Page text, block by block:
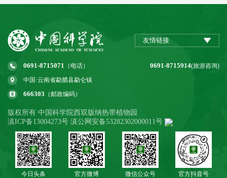
友情链接
0691-8715071 （电话） 0691-8715914(旅游咨询)
中国·云南省勐腊县勐仑镇
666303 （邮政编码）
版权所有 中国科学院西双版纳热带植物园
滇ICP备13004273号 滇公网安备53282302000011号
今日头条 官方微博 微信公众号 官方抖音号